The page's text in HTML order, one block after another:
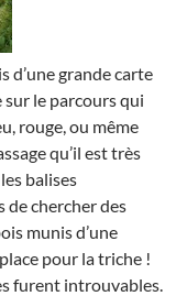
d’une grande carte
sur le parcours qui
rouge, ou même
qu’il est très
balises
chercher des
munis d’une
pour la triche !
furent introuvables.